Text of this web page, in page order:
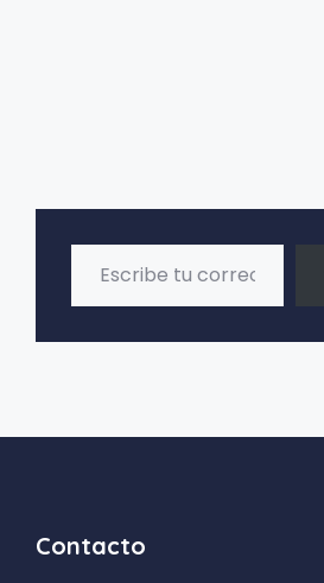
Escribe tu correo electrónico…
Contacto